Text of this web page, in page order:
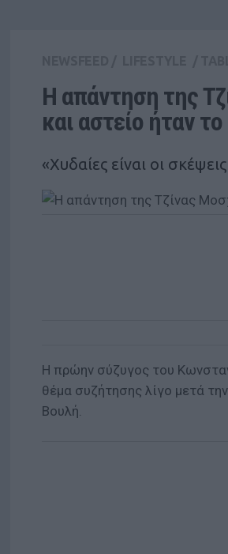
Η απάντηση της
και αστείο ήταν το
«Χυδαίες είναι οι
Η πρώην σύζυγος του
θέμα συζήτησης λίγο μετά
Βουλή.